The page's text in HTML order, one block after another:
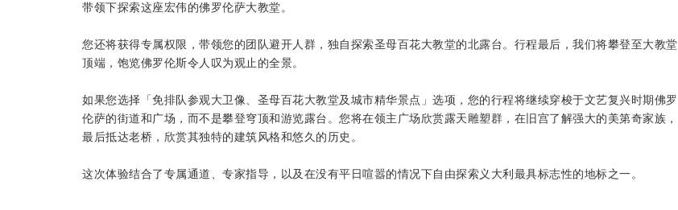
带领下探索这座宏伟的佛罗伦萨大教堂。
您还将获得专属权限，带领您的团队避开人群，独自探索圣母百花大教堂的北露台。行程最后，我们将攀登至大教堂
顶端，饱览佛罗伦斯令人叹为观止的全景。
如果您选择「免排队参观大卫像、圣母百花大教堂及城市精华景点」选项，您的行程将继续穿梭于文艺复兴时期佛罗
伦萨的街道和广场，而不是攀登穹顶和游览露台。您将在领主广场欣赏露天雕塑群，在旧宫了解强大的美第奇家族，
最后抵达老桥，欣赏其独特的建筑风格和悠久的历史。
这次体验结合了专属通道、专家指导，以及在没有平日喧嚣的情况下自由探索义大利最具标志性的地标之一。